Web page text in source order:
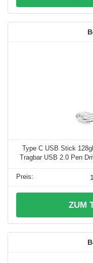
Type C USB Stick
Tragbar USB 2.0 Pen
ZUM